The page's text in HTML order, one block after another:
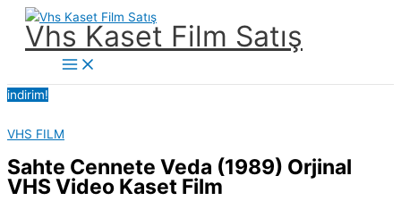
İçeriğe
Vhs Kaset Film Satış
Main
Menu
indirim!
VHS FILM
Sahte Cennete Veda (1989) Orjinal
VHS Video Kaset Film